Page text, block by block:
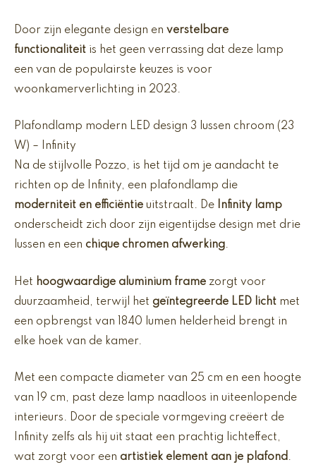
Door zijn elegante design en verstelbare
functionaliteit is het geen verrassing dat deze lamp
een van de populairste keuzes is voor
woonkamerverlichting in 2023.
Plafondlamp modern LED design 3 lussen chroom (23
W) – Infinity
Na de stijlvolle Pozzo, is het tijd om je aandacht te
richten op de Infinity, een plafondlamp die
moderniteit en efficiëntie uitstraalt. De
Infinity lamp
onderscheidt zich door zijn eigentijdse design met drie
lussen en een chique chromen afwerking.
Het hoogwaardige aluminium frame zorgt voor
duurzaamheid, terwijl het geïntegreerde LED licht met
een opbrengst van 1840 lumen helderheid brengt in
elke hoek van de kamer.
Met een compacte diameter van 25 cm en een hoogte
van 19 cm, past deze lamp naadloos in uiteenlopende
interieurs. Door de speciale vormgeving creëert de
Infinity zelfs als hij uit staat een prachtig lichteffect,
wat zorgt voor een artistiek element aan je plafond .